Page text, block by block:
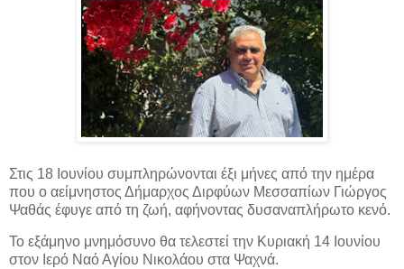
Στις 18 Ιουνίου συμπληρώνονται έξι μήνες από την ημέρα
που ο αείμνηστος Δήμαρχος Διρφύων Μεσσαπίων Γιώργος
Ψαθάς έφυγε από τη ζωή, αφήνοντας δυσαναπλήρωτο κενό.
Το εξάμηνο μνημόσυνο θα τελεστεί την Κυριακή 14 Ιουνίου
στον Ιερό Ναό Αγίου Νικολάου στα Ψαχνά.